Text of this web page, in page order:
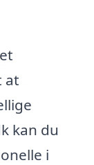
at
kan du
i